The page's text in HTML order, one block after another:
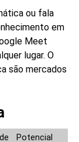
ou fala
em
Meet
lugar. O
são mercados
Potencial